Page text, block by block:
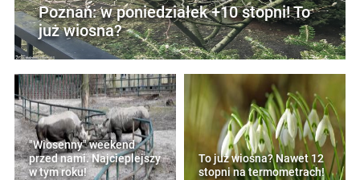
Poznań: w poniedziałek +10 stopni! To
już wiosna?
"Wiosenny" weekend
przed nami. Najcieplejszy
w tym roku!
To już wiosna? Nawet 12
stopni na termometrach!